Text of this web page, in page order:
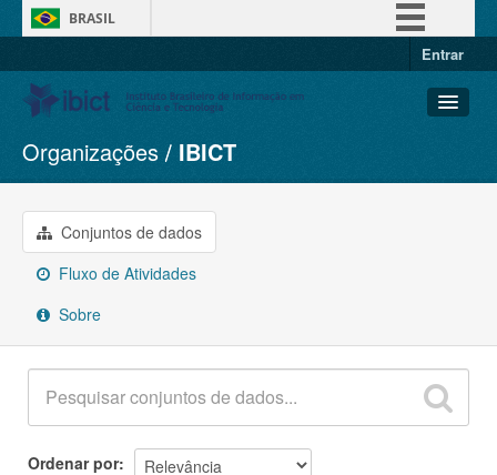
BRASIL
Entrar
Conjuntos de dados
Organizações
Grupos
Sobre
Organizações IBICT
Conjuntos de dados
Fluxo de Atividades
Sobre
Ordenar por